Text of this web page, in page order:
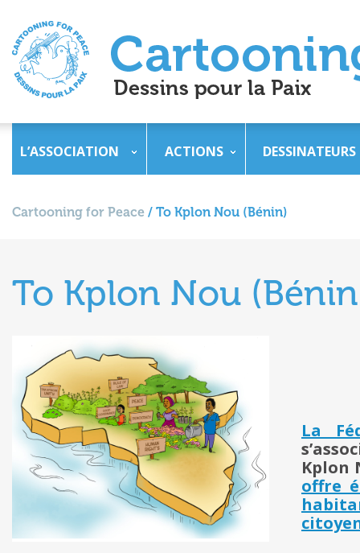
L’ASSOCIATION ACTIONS DESSINATEURS
Cartooning for Peace / To Kplon Nou (Bénin)
To Kplon Nou
La
Kplon
offre